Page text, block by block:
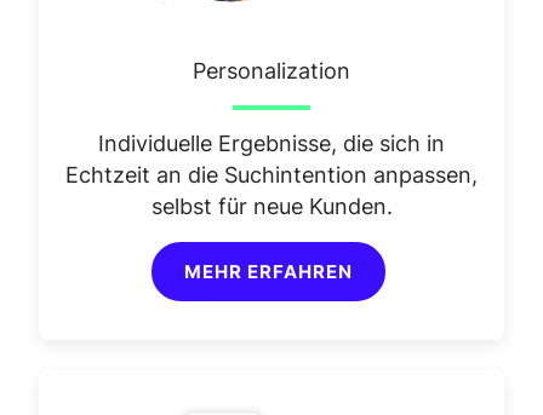
Personalization
Individuelle Ergebnisse, die sich in
Echtzeit an die Suchintention anpassen,
selbst für neue Kunden.
MEHR ERFAHREN